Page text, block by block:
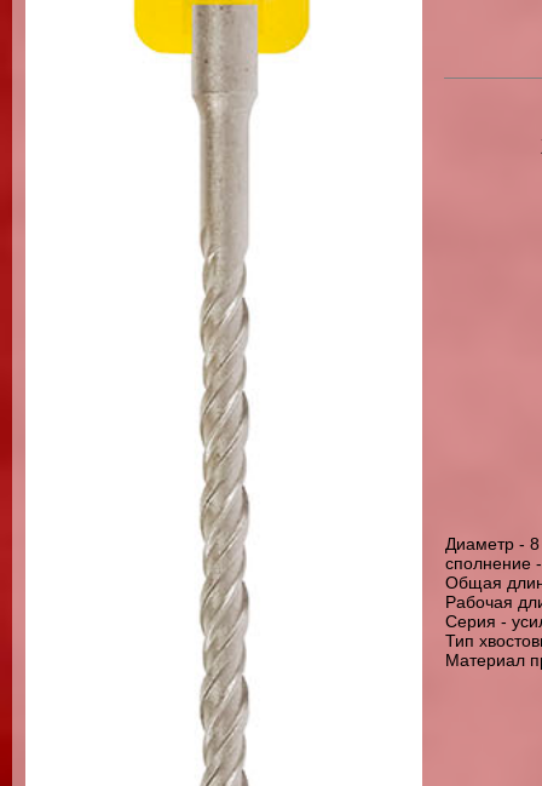
Диаметр -
сполнение
Общая
Рабочая
Серия -
Тип
Материал